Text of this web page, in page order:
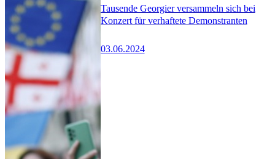
Tausende Georgier versammeln sich bei
Konzert für verhaftete Demonstranten
03.06.2024